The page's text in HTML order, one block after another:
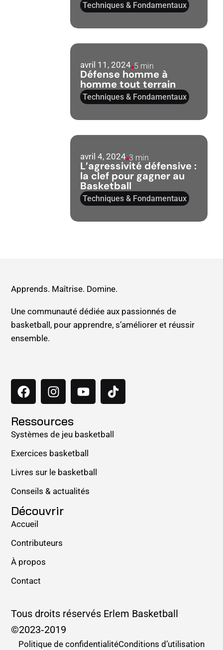
Techniques & Fondamentaux
avril 11, 2024 5 min
Défense homme à
homme tout terrain
Techniques & Fondamentaux
avril 4, 2024 3 min
L’agressivité défensive :
la clef pour gagner au
Basketball
Techniques & Fondamentaux
Apprends. Maîtrise. Domine.
Une communauté dédiée aux passionnés de
basketball, pour apprendre, s’améliorer et réussir
ensemble.
Ressources
Systèmes de jeu basketball
Exercices basketball
Livres sur le basketball
Conseils & actualités
Découvrir
Accueil
Contributeurs
À propos
Contact
Tous droits réservés Erlem Basketball
©2023‑2019
Politique de confidentialitéConditions d’utilisation